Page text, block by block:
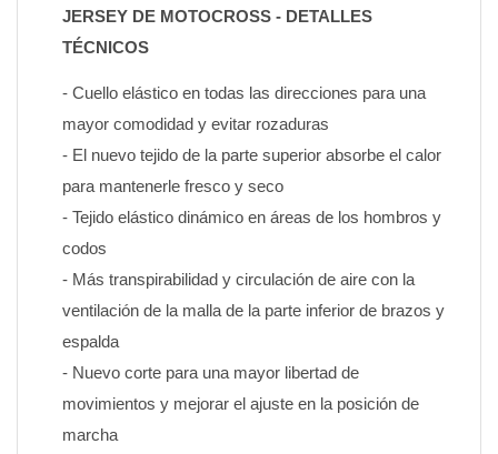
JERSEY DE MOTOCROSS - DETALLES
TÉCNICOS
- Cuello elástico en todas las direcciones para una
mayor comodidad y evitar rozaduras
- El nuevo tejido de la parte superior absorbe el calor
para mantenerle fresco y seco
- Tejido elástico dinámico en áreas de los hombros y
codos
- Más transpirabilidad y circulación de aire con la
ventilación de la malla de la parte inferior de brazos y
espalda
- Nuevo corte para una mayor libertad de
movimientos y mejorar el ajuste en la posición de
marcha